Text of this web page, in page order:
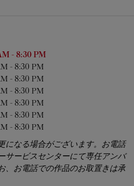
- 8:30 PM
- 8:30 PM
- 8:30 PM
- 8:30 PM
- 8:30 PM
- 8:30 PM
- 8:30 PM
になる場合がございます。お電話
サービスセンターにて専任アンバ
、お電話での作品のお取置きは承